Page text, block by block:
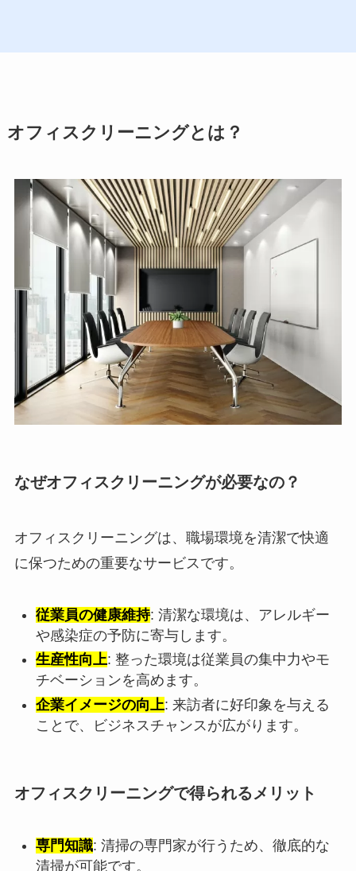
オフィスクリーニングとは？
なぜオフィスクリーニングが必要なの？
オフィスクリーニングは、職場環境を清潔で快適
に保つための重要なサービスです。
従業員の健康維持: 清潔な環境は、アレルギー
や感染症の予防に寄与します。
生産性向上: 整った環境は従業員の集中力やモ
チベーションを高めます。
企業イメージの向上: 来訪者に好印象を与える
ことで、ビジネスチャンスが広がります。
オフィスクリーニングで得られるメリット
専門知識: 清掃の専門家が行うため、徹底的な
清掃が可能です。